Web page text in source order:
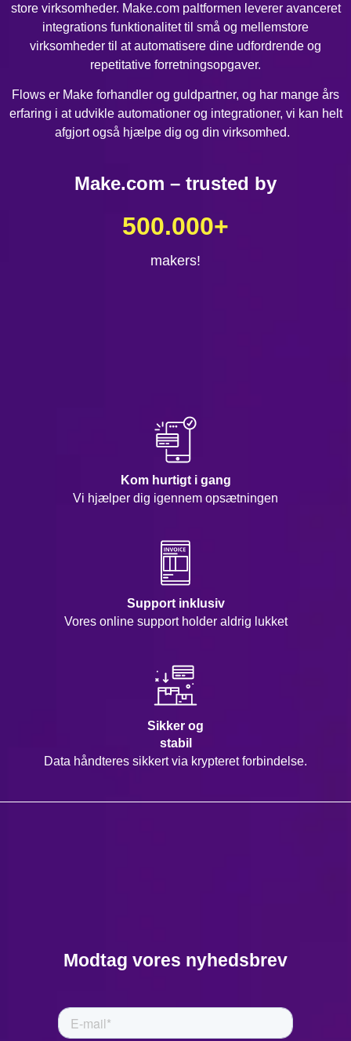
store virksomheder. Make.com paltformen leverer avanceret
integrations funktionalitet til små og mellemstore
virksomheder til at automatisere dine udfordrende og
repetitative forretningsopgaver.
Flows er Make forhandler og guldpartner, og har mange års
erfaring i at udvikle automationer og integrationer, vi kan helt
afgjort også hjælpe dig og din virksomhed.
Make.com – trusted by
makers!
500.000+
Kom hurtigt i gang
Vi hjælper dig igennem opsætningen
Support inklusiv
Vores online support holder aldrig lukket
Sikker og
stabil
Data håndteres sikkert via krypteret forbindelse.
Modtag vores nyhedsbrev